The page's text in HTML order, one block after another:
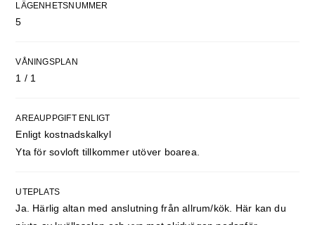
LÄGENHETSNUMMER
5
VÅNINGSPLAN
1 / 1
AREAUPPGIFT ENLIGT
Enligt kostnadskalkyl
Yta för sovloft tillkommer utöver boarea.
UTEPLATS
Ja. Härlig altan med anslutning från allrum/kök. Här kan du